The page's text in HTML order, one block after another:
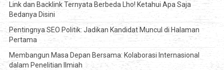
Link dan Backlink Ternyata Berbeda Lho! Ketahui Apa Saja
Bedanya Disini
Pentingnya SEO Politik: Jadikan Kandidat Muncul di Halaman
Pertama
Membangun Masa Depan Bersama: Kolaborasi Internasional
dalam Penelitian Ilmiah